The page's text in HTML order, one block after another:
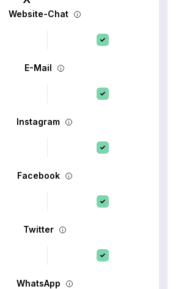
Website-Chat
E-Mail
Instagram
Facebook
Twitter
WhatsApp